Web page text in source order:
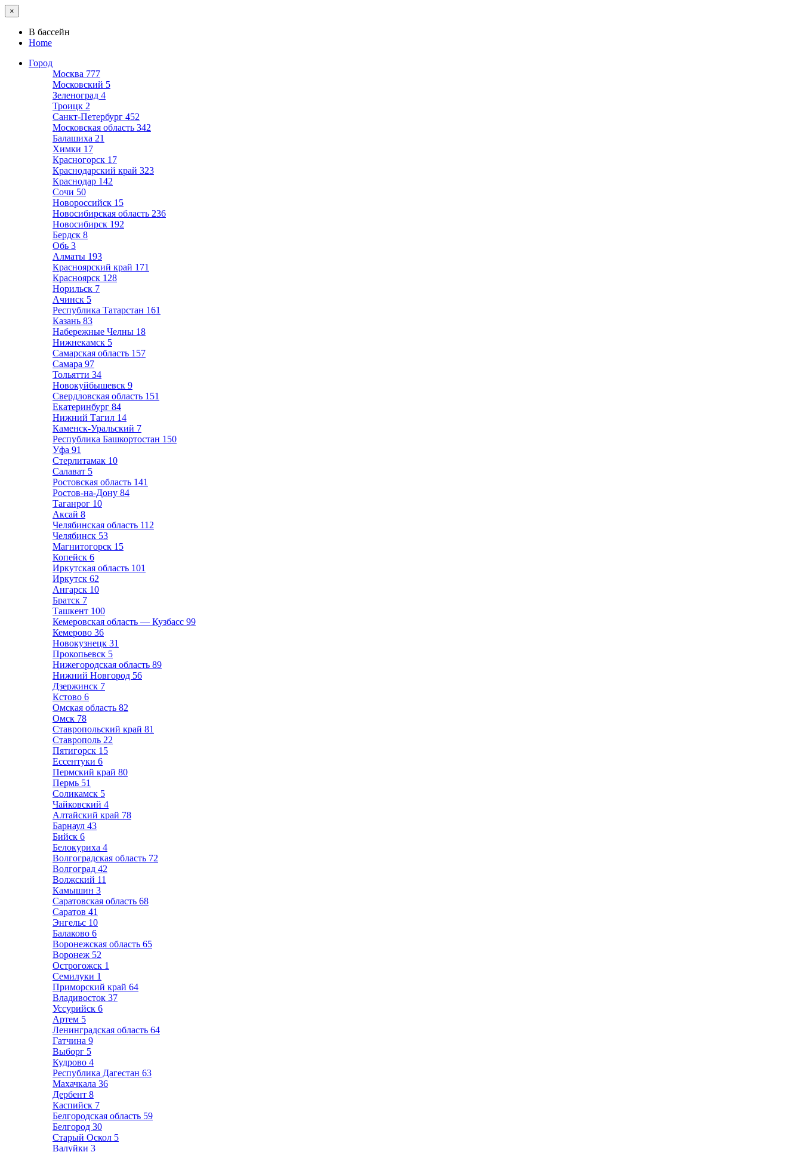
×
В бассейн
Home
Город
Москва 777
Московский 5
Зеленоград 4
Троицк 2
Санкт-Петербург 452
Московская область 342
Балашиха 21
Химки 17
Красногорск 17
Краснодарский край 323
Краснодар 142
Сочи 50
Новороссийск 15
Новосибирская область 236
Новосибирск 192
Бердск 8
Обь 3
Алматы 193
Красноярский край 171
Красноярск 128
Норильск 7
Ачинск 5
Республика Татарстан 161
Казань 83
Набережные Челны 18
Нижнекамск 5
Самарская область 157
Самара 97
Тольятти 34
Новокуйбышевск 9
Свердловская область 151
Екатеринбург 84
Нижний Тагил 14
Каменск-Уральский 7
Республика Башкортостан 150
Уфа 91
Стерлитамак 10
Салават 5
Ростовская область 141
Ростов-на-Дону 84
Таганрог 10
Аксай 8
Челябинская область 112
Челябинск 53
Магнитогорск 15
Копейск 6
Иркутская область 101
Иркутск 62
Ангарск 10
Братск 7
Ташкент 100
Кемеровская область — Кузбасс 99
Кемерово 36
Новокузнецк 31
Прокопьевск 5
Нижегородская область 89
Нижний Новгород 56
Дзержинск 7
Кстово 6
Омская область 82
Омск 78
Ставропольский край 81
Ставрополь 22
Пятигорск 15
Ессентуки 6
Пермский край 80
Пермь 51
Соликамск 5
Чайковский 4
Алтайский край 78
Барнаул 43
Бийск 6
Белокуриха 4
Волгоградская область 72
Волгоград 42
Волжский 11
Камышин 3
Саратовская область 68
Саратов 41
Энгельс 10
Балаково 6
Воронежская область 65
Воронеж 52
Острогожск 1
Семилуки 1
Приморский край 64
Владивосток 37
Уссурийск 6
Артем 5
Ленинградская область 64
Гатчина 9
Выборг 5
Кудрово 4
Республика Дагестан 63
Махачкала 36
Дербент 8
Каспийск 7
Белгородская область 59
Белгород 30
Старый Оскол 5
Валуйки 3